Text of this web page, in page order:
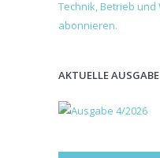
AKTUELLE AUSGABE